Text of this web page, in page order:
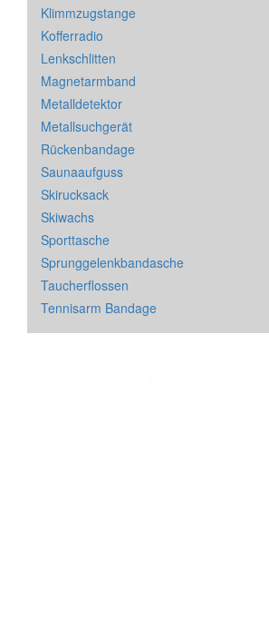
Klimmzugstange
Kofferradio
Lenkschlitten
Magnetarmband
Metalldetektor
Metallsuchgerät
Rückenbandage
Saunaaufguss
Skirucksack
Skiwachs
Sporttasche
Sprunggelenkbandasche
Taucherflossen
Tennisarm Bandage